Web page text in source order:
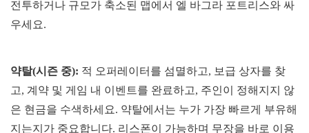
전투하거나 규모가 축소된 맵에서 엘 바그라 포트리스와 싸
우세요.
약탈(시즌 중): 적 오퍼레이터를 섬멸하고, 보급 상자를 찾
고, 계약 및 게임 내 이벤트를 완료하고, 주인이 정해지지 않
은 현금을 수색하세요. 약탈에서는 누가 가장 빠르게 부유해
지는지가 중요합니다. 리스폰이 가능하며 무장을 바로 이용